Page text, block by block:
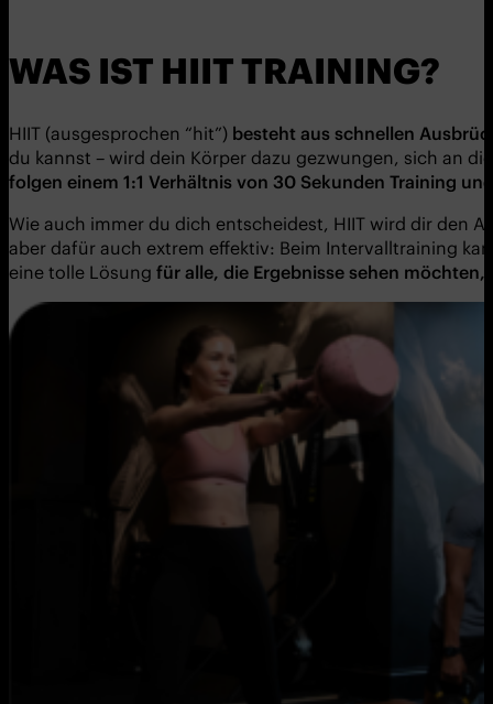
WAS IST HIIT TRAINING?
HIIT (ausgesprochen “hit”) besteht aus schnellen
du kannst – wird dein Körper dazu gezwungen, sich an
folgen einem 1:1 Verhältnis von 30 Sekunden Training
Wie auch immer du dich entscheidest, HIIT wird dir den
aber dafür auch extrem effektiv: Beim Intervalltraining
eine tolle Lösung für alle, die Ergebnisse sehen